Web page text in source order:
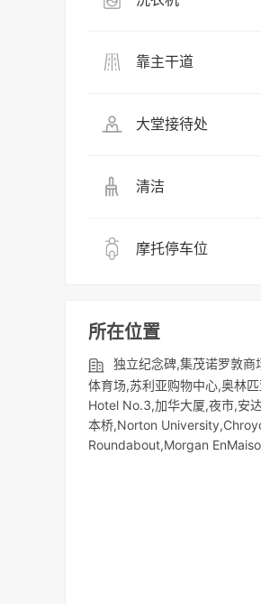
靠主干道
大堂接待处
清洁
摩托停车位
所在位置
独立纪念碑,集茂诺罗敦
体育场,苏利亚购物中心,奥林
Hotel No.3,加华大厦,夜市,安
本桥,Norton
Roundabout,Morgan